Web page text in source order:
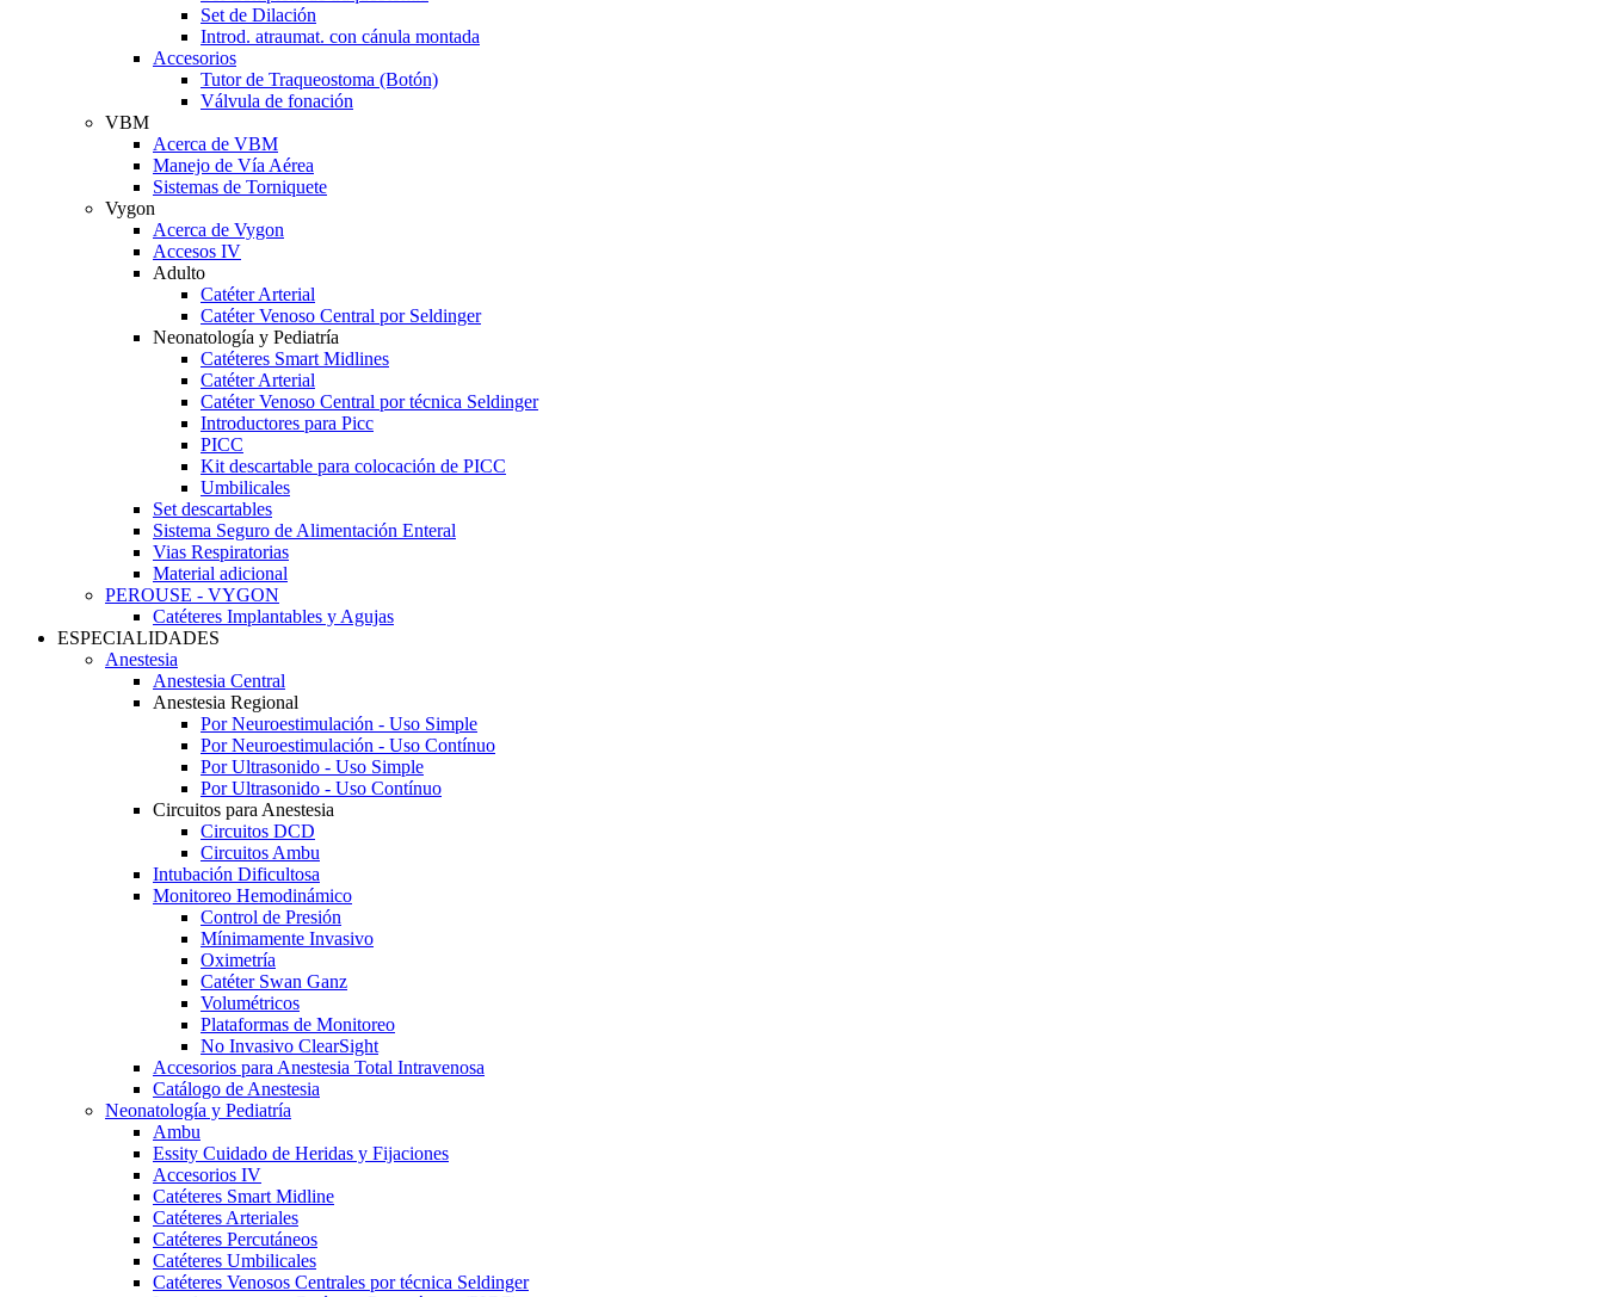
Set de Dilación
Introd. atraumat. con cánula montada
Accesorios
Tutor de Traqueostoma (Botón)
Válvula de fonación
VBM
Acerca de VBM
Manejo de Vía Aérea
Sistemas de Torniquete
Vygon
Acerca de Vygon
Accesos IV
Adulto
Catéter Arterial
Catéter Venoso Central por Seldinger
Neonatología y Pediatría
Catéteres Smart Midlines
Catéter Arterial
Catéter Venoso Central por técnica Seldinger
Introductores para Picc
PICC
Kit descartable para colocación de PICC
Umbilicales
Set descartables
Sistema Seguro de Alimentación Enteral
Vias Respiratorias
Material adicional
PEROUSE - VYGON
Catéteres Implantables y Agujas
ESPECIALIDADES
Anestesia
Anestesia Central
Anestesia Regional
Por Neuroestimulación - Uso Simple
Por Neuroestimulación - Uso Contínuo
Por Ultrasonido - Uso Simple
Por Ultrasonido - Uso Contínuo
Circuitos para Anestesia
Circuitos DCD
Circuitos Ambu
Intubación Dificultosa
Monitoreo Hemodinámico
Control de Presión
Mínimamente Invasivo
Oximetría
Catéter Swan Ganz
Volumétricos
Plataformas de Monitoreo
No Invasivo ClearSight
Accesorios para Anestesia Total Intravenosa
Catálogo de Anestesia
Neonatología y Pediatría
Ambu
Essity Cuidado de Heridas y Fijaciones
Accesorios IV
Catéteres Smart Midline
Catéteres Arteriales
Catéteres Percutáneos
Catéteres Umbilicales
Catéteres Venosos Centrales por técnica Seldinger